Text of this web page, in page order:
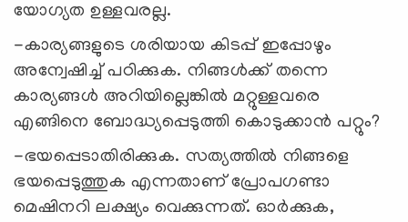
യോഗ്യത ഉള്ളവരല്ല.
-കാര്യങ്ങളുടെ ശരിയായ കിടപ്പ് ഇപ്പോഴും
അന്വേഷിച്ച് പഠിക്കുക. നിങ്ങള്‍ക്ക് തന്നെ
കാര്യങ്ങള്‍ അറിയില്ലെങ്കില്‍ മറ്റുള്ളവരെ
എങ്ങിനെ ബോദ്ധ്യപ്പെടുത്തി കൊടുക്കാന്‍ പറ്റും?
-ഭയപ്പെടാതിരിക്കുക. സത്യത്തില്‍ നിങ്ങളെ
ഭയപ്പെടുത്തുക എന്നതാണ് പ്രോപഗണ്ടാ
മെഷിനറി ലക്ഷ്യം വെക്കുന്നത്. ഓര്‍ക്കുക,